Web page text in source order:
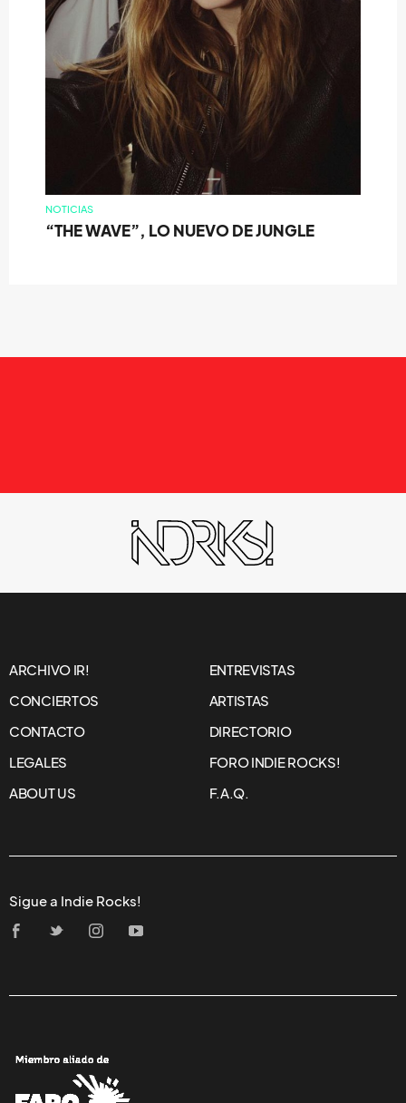
NOTICIAS
“THE WAVE”, LO NUEVO DE JUNGLE
ARCHIVO IR!
ENTREVISTAS
CONCIERTOS
ARTISTAS
CONTACTO
DIRECTORIO
LEGALES
FORO INDIE ROCKS!
ABOUT US
F.A.Q.
Sigue a Indie Rocks!